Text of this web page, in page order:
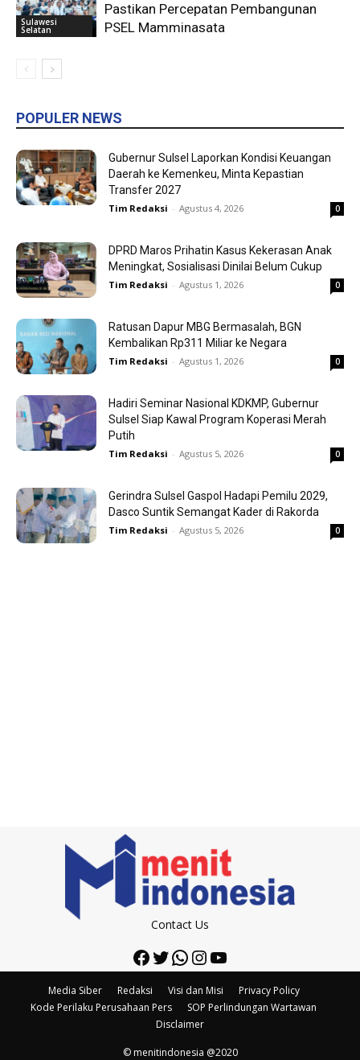
Sulawesi
Selatan
Pastikan Percepatan Pembangunan
PSEL Mamminasata
POPULER NEWS
Gubernur Sulsel Laporkan Kondisi Keuangan
Daerah ke Kemenkeu, Minta Kepastian
Transfer 2027
Tim Redaksi - Agustus 4, 2026 0
DPRD Maros Prihatin Kasus Kekerasan Anak
Meningkat, Sosialisasi Dinilai Belum Cukup
Tim Redaksi - Agustus 1, 2026 0
Ratusan Dapur MBG Bermasalah, BGN
Kembalikan Rp311 Miliar ke Negara
Tim Redaksi - Agustus 1, 2026 0
Hadiri Seminar Nasional KDKMP, Gubernur
Sulsel Siap Kawal Program Koperasi Merah
Putih
Tim Redaksi - Agustus 5, 2026 0
Gerindra Sulsel Gaspol Hadapi Pemilu 2029,
Dasco Suntik Semangat Kader di Rakorda
Tim Redaksi - Agustus 5, 2026 0
Contact Us
Facebook
Twitter
WhatsApp
Instagram
YouTube
Media Siber Redaksi Visi dan Misi
Privacy Policy
Kode Perilaku Perusahaan Pers
SOP Perlindungan Wartawan
Disclaimer
© menitindonesia @2020